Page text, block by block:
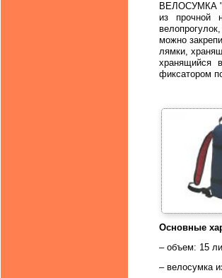
ВЕЛОСУМКА
из прочной
можно
лямки,
хранящийся
фиксатором
Основные
– объем: 15
– велосумка